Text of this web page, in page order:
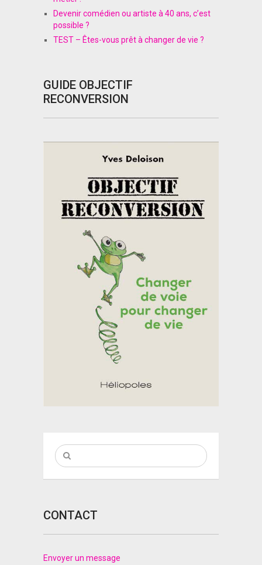
Devenir comédien ou artiste à 40 ans, c’est
possible ?
TEST – Êtes-vous prêt à changer de vie ?
GUIDE OBJECTIF
RECONVERSION
CONTACT
Envoyer un message